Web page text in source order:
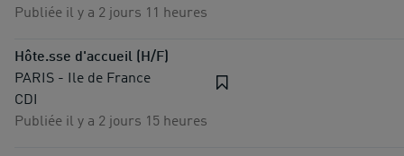
Publiée il y a 2 jours 11 heures
Hôte.sse d'accueil (H/F)
PARIS - Ile de France
CDI
Publiée il y a 2 jours 15 heures